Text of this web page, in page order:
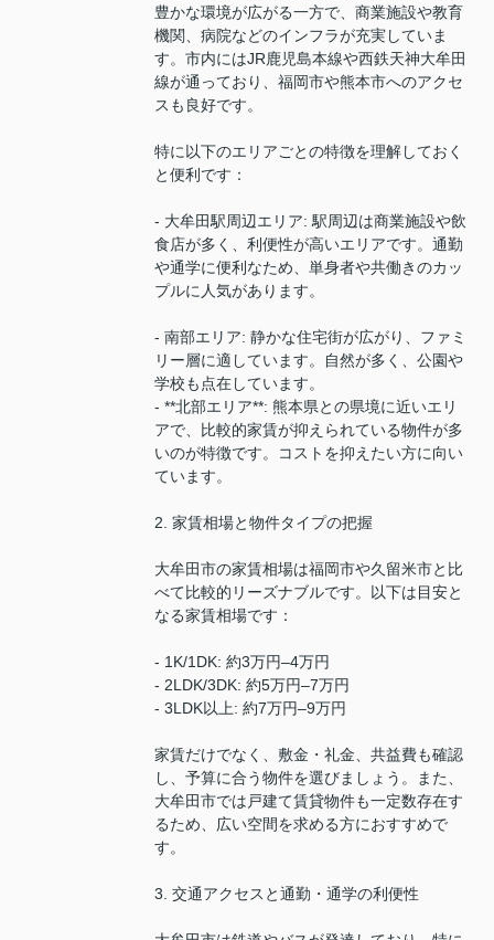
豊かな環境が広がる一方で、商業施設や教育
機関、病院などのインフラが充実していま
す。市内にはJR鹿児島本線や西鉄天神大牟田
線が通っており、福岡市や熊本市へのアクセ
スも良好です。
特に以下のエリアごとの特徴を理解しておく
と便利です：
- 大牟田駅周辺エリア: 駅周辺は商業施設や飲
食店が多く、利便性が高いエリアです。通勤
や通学に便利なため、単身者や共働きのカッ
プルに人気があります。
- 南部エリア: 静かな住宅街が広がり、ファミ
リー層に適しています。自然が多く、公園や
学校も点在しています。
- **北部エリア**: 熊本県との県境に近いエリ
アで、比較的家賃が抑えられている物件が多
いのが特徴です。コストを抑えたい方に向い
ています。
2. 家賃相場と物件タイプの把握
大牟田市の家賃相場は福岡市や久留米市と比
べて比較的リーズナブルです。以下は目安と
なる家賃相場です：
- 1K/1DK: 約3万円–4万円
- 2LDK/3DK: 約5万円–7万円
- 3LDK以上: 約7万円–9万円
家賃だけでなく、敷金・礼金、共益費も確認
し、予算に合う物件を選びましょう。また、
大牟田市では戸建て賃貸物件も一定数存在す
るため、広い空間を求める方におすすめで
す。
3. 交通アクセスと通勤・通学の利便性